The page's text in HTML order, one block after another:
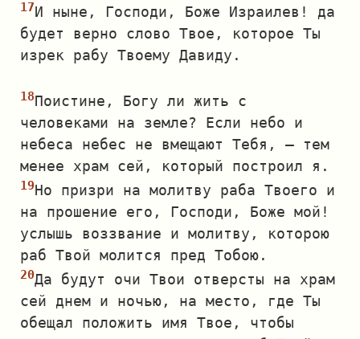
И ныне, Господи, Боже Израилев! да
будет верно слово Твое, которое Ты
изрек рабу Твоему Давиду.
Поистине, Богу ли жить с
человеками на земле? Если небо и
небеса небес не вмещают Тебя, — тем
менее храм сей, который построил я.
Но призри на молитву раба Твоего и
на прошение его, Господи, Боже мой!
услышь воззвание и молитву, которою
раб Твой молится пред Тобою.
Да будут очи Твои отверсты на храм
сей днем и ночью, на место, где Ты
обещал положить имя Твое, чтобы